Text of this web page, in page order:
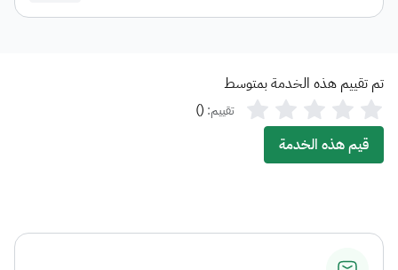
تم تقييم هذه الخدمة بمتوسط
تقييم: (
)
قيم هذه الخدمة